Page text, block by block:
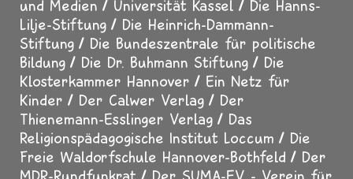
und Medien
Universität Kassel
Die Hanns-
Lilje-Stiftung
Die Heinrich-Dammann-
Stiftung
Die Bundeszentrale für politische
Bildung
Die Dr. Buhmann Stiftung
Die
Klosterkammer Hannover
Ein Netz für
Kinder
Der Calwer Verlag
Der
Thienemann-Esslinger Verlag
Das
Religionspädagogische Institut Loccum
Die
Freie Waldorfschule Hannover-Bothfeld
Der